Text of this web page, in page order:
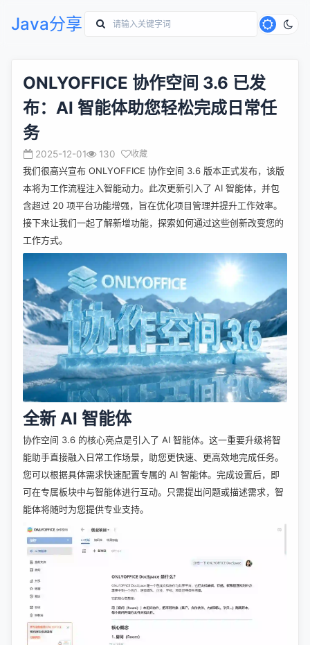
Java分享
ONLYOFFICE 协作空间 3.6 已发
布：AI 智能体助您轻松完成日常任
务
2025-12-01 130 收藏
我们很高兴宣布 ONLYOFFICE 协作空间 3.6 版本正式发布，该版
本将为工作流程注入智能动力。此次更新引入了 AI 智能体，并包
含超过 20 项平台功能增强，旨在优化项目管理并提升工作效率。
接下来让我们一起了解新增功能，探索如何通过这些创新改变您的
工作方式。
全新 AI 智能体
协作空间 3.6 的核心亮点是引入了 AI 智能体。这一重要升级将智
能助手直接融入日常工作场景，助您更快速、更高效地完成任务。
您可以根据具体需求快速配置专属的 AI 智能体。完成设置后，即
可在专属板块中与智能体进行互动。只需提出问题或描述需求，智
能体将随时为您提供专业支持。